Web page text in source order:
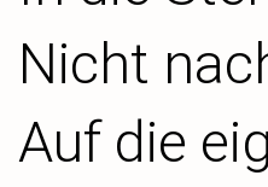
Nicht
Auf die